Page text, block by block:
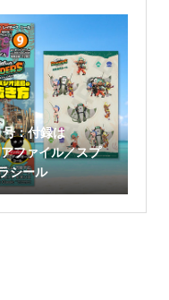
：付録は
ファイル／スプ
シール